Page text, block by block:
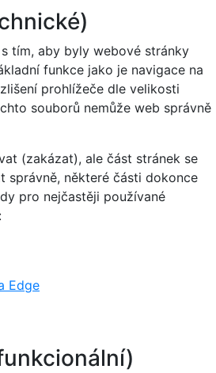
tím, aby byly webové stránky
funkce jako je navigace na
prohlížeče dle velikosti
souborů nemůže web správně
(zakázat), ale část stránek se
správně, některé části dokonce
pro nejčastěji používané
Edge